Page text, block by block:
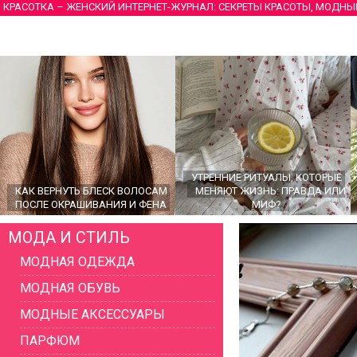
КРАСОТКА – ЖЕНСКИЙ ИНТЕРНЕТ-ЖУРНАЛ: СЕКРЕТЫ КРАСОТЫ,
КАК ВЕРНУТЬ БЛЕСК ВОЛОСАМ
ПОСЛЕ ОКРАШИВАНИЯ И ФЕНА
УТРЕННИЕ РИТУАЛЫ, КОТОРЫЕ
МЕНЯЮТ ЖИЗНЬ: ПРАВДА ИЛИ
МИФ?
МОДА И СТИЛЬ
МОДНАЯ ОДЕЖДА
МОДНАЯ ОБУВЬ
МОДНЫЕ АКСЕССУАРЫ
ПАРФЮМ